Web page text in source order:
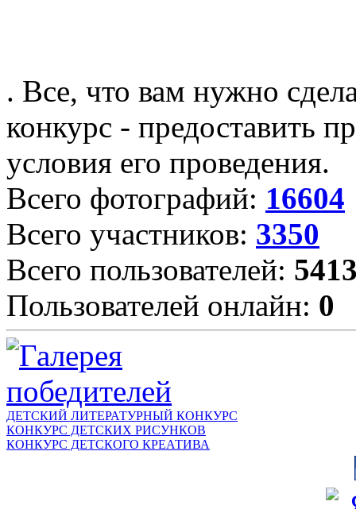
. Все, что вам нужно
конкурс - предоставить
условия его проведения.
Всего фотографий: 16604
Всего участников: 3350
Всего пользователей:
Пользователей онлайн: 0
ДЕТСКИЙ ЛИТЕРАТУРНЫЙ КОНКУРС
КОНКУРС ДЕТСКИХ РИСУНКОВ
КОНКУРС ДЕТСКОГО КРЕАТИВА